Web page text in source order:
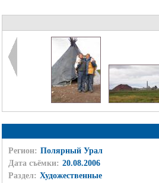
Регион: Полярный Урал
Дата съёмки: 20.08.2006
Раздел: Художественные